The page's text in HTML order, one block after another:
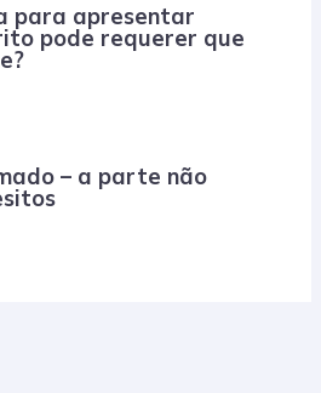
para apresentar
pode requerer que
– a parte não